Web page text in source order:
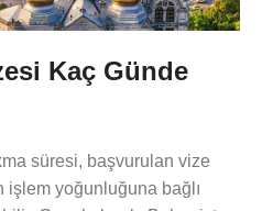
Kaç Günde
süresi, başvurulan vize
yoğunluğuna bağlı